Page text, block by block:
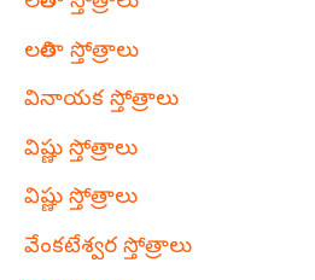
లలితా స్తోత్రాలు
వినాయక స్తోత్రాలు
విష్ణు స్తోత్రాలు
విష్ణు స్తోత్రాలు
వేంకటేశ్వర స్తోత్రాలు